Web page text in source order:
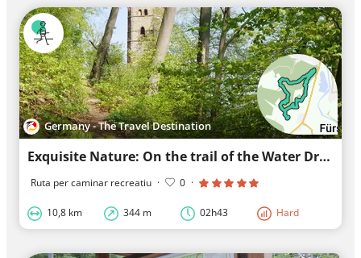
Germany - The Travel Destination
Exquisite Nature: On the trail of the Water Dragon
Ruta per caminar recreatiu · 0 ·
10,8 km 344 m 02h43 Hard